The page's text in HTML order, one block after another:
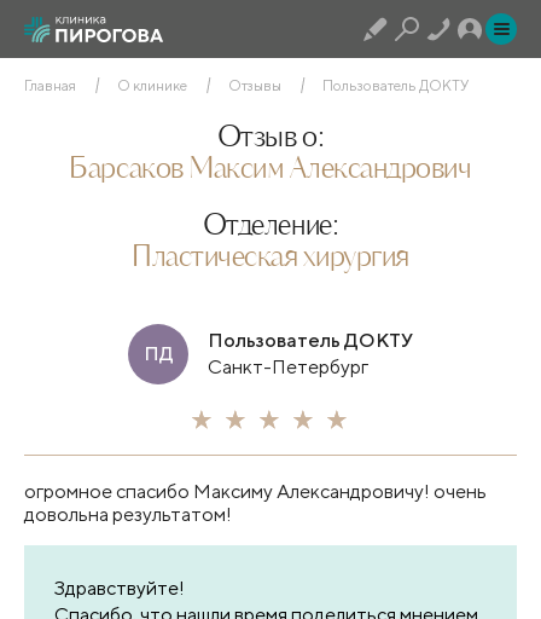
Главная О клинике Отзывы Пользователь ДОКТУ
Отзыв о:
Барсаков Максим Александрович
Отделение:
Пластическая хирургия
ПД
Пользователь ДОКТУ
Санкт-Петербург
огромное спасибо Максиму Александровичу! очень
довольна результатом!
Здравствуйте!